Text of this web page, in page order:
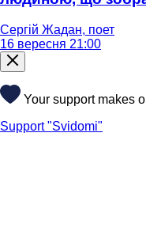
Сергій Жадан, поет
16 вересня 21:00
Your support makes
Support "Svidomi"